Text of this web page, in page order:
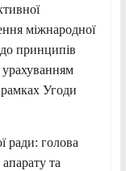
міжнародної
принципів
урахуванням
Угоди
ради: голова
та